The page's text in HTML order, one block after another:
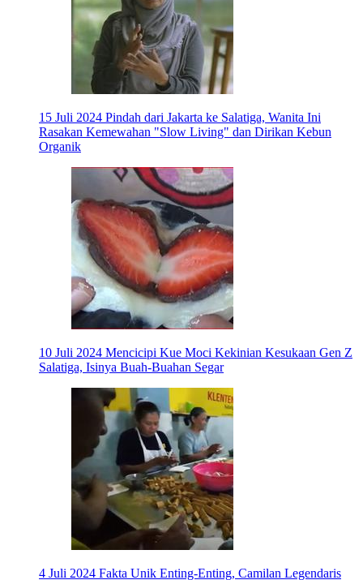
15 Juli 2024 Pindah dari Jakarta ke Salatiga, Wanita Ini
Rasakan Kemewahan "Slow Living" dan Dirikan Kebun
Organik
10 Juli 2024 Mencicipi Kue Moci Kekinian Kesukaan Gen Z
Salatiga, Isinya Buah-Buahan Segar
4 Juli 2024 Fakta Unik Enting-Enting, Camilan Legendaris